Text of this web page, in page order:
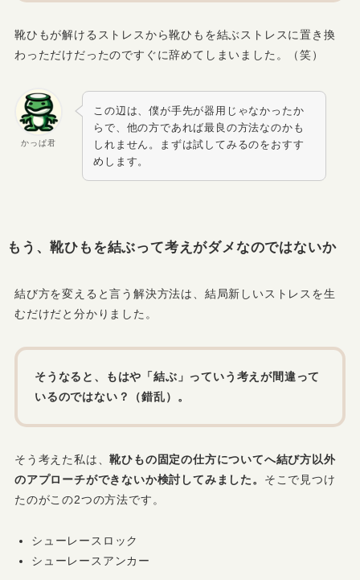
靴ひもが解けるストレスから靴ひもを結ぶストレスに置き換
わっただけだったのですぐに辞めてしまいました。（笑）
かっぱ君
この辺は、僕が手先が器用じゃなかったか
らで、他の方であれば最良の方法なのかも
しれません。まずは試してみるのをおすす
めします。
もう、靴ひもを結ぶって考えがダメなのではないか
結び方を変えると言う解決方法は、結局新しいストレスを生
むだけだと分かりました。
そうなると、もはや「結ぶ」っていう考えが間違って
いるのではない？（錯乱）。
そう考えた私は、靴ひもの固定の仕方についてへ結び方以外
のアプローチができないか検討してみました。 そこで見つけ
たのがこの2つの方法です。
シューレースロック
シューレースアンカー